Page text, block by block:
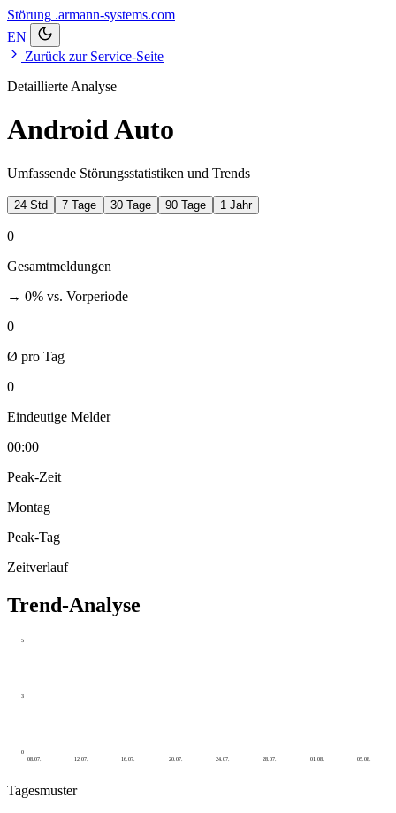
Störung .armann-systems.com
EN
Zurück zur Service-Seite
Detaillierte Analyse
Android Auto
Umfassende Störungsstatistiken und Trends
24 Std 7 Tage 30 Tage 90 Tage 1 Jahr
0
Gesamtmeldungen
→ 0% vs. Vorperiode
0
Ø pro Tag
0
Eindeutige Melder
00:00
Peak-Zeit
Montag
Peak-Tag
Zeitverlauf
Trend-Analyse
0
3
5
08.07. 12.07. 16.07. 20.07. 24.07. 28.07. 01.08. 05.08.
Tagesmuster